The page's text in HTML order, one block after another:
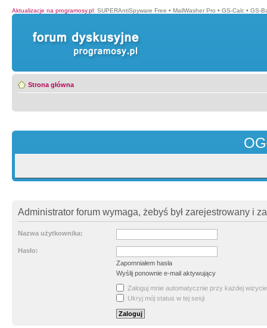
Aktualizacje na programosy.pl: SUPERAntiSpyware Free • MailWasher Pro • GS-Calc • GS-
Strona główna
Administrator forum wymaga, żebyś był zarejestrowany i
Nazwa użytkownika:
Hasło:
Zapomniałem hasła
Wyślij ponownie e-mail aktywujący
Zaloguj mnie automatycznie przy każdej wizycie
Ukryj mój status w tej sesji